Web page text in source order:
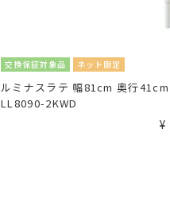
交換保証対象品 ネット限定
ルミナスラテ 幅81cm 奥行
LL8090-2KWD
¥